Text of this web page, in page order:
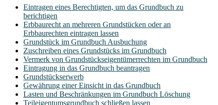
Eintragen eines Berechtigten, um das Grundbuch zu
berichtigen
Erbbaurecht an mehreren Grundstücken oder an
Erbbaurechten eintragen lassen
Grundstück im Grundbuch Ausbuchung
Zuschreiben eines Grundstücks im Grundbuch
Vermerk von Grundstückseigentümerrechten im Grundbuch
Eintragung in das Grundbuch beantragen
Grundstückserwerb
Gewährung einer Einsicht in das Grundbuch
Lasten und Beschränkungen im Grundbuch Löschung
Teileigentumsgrundbuch schließen lassen